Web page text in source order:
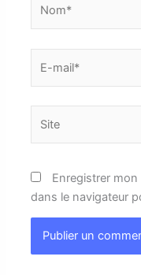
mail*
Enregistrer
dans le navigateur